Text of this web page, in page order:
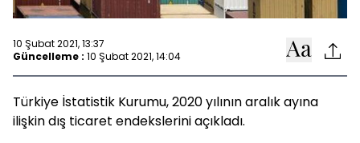
10 Şubat 2021, 13:37
Güncelleme : 10 Şubat 2021, 14:04
Türkiye İstatistik Kurumu, 2020 yılının aralık ayına
ilişkin dış ticaret endekslerini açıkladı.